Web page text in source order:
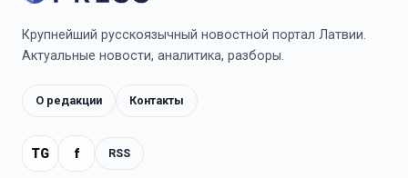
Крупнейший русскоязычный новостной портал Латвии.
Актуальные новости, аналитика, разборы.
О редакции Контакты
TG f RSS